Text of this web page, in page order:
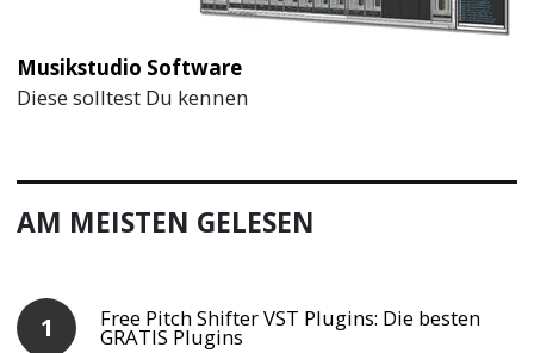
Musikstudio Software
Diese solltest Du kennen
AM MEISTEN GELESEN
Free Pitch Shifter VST Plugins: Die besten
GRATIS Plugins